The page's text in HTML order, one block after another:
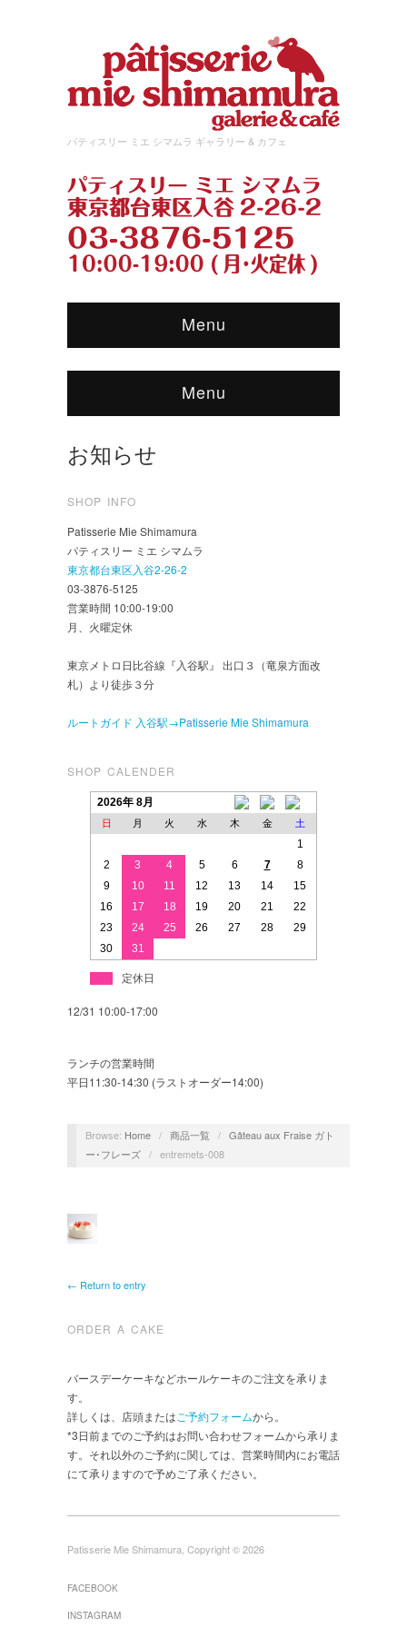
パティスリー ミエ シマムラ ギャラリー & カフェ
Menu
Menu
お知らせ
SHOP INFO
Patisserie Mie Shimamura
パティスリー ミエ シマムラ
東京都台東区入谷2-26-2
03-3876-5125
営業時間 10:00-19:00
月、火曜定休
東京メトロ日比谷線『入谷駅』 出口３（竜泉方面改
札）より徒歩３分
ルートガイド 入谷駅→Patisserie Mie Shimamura
SHOP CALENDER
2026年 8月
日 月 火 水 木 金 土
1
2
3 4 5 6 7
8
9
10 11 12 13 14
15
16
17 18 19 20 21
22
23
24 25 26 27 28
29
30
31
定休日
12/31 10:00-17:00
ランチの営業時間
平日11:30-14:30 (ラストオーダー14:00)
Browse: Home / 商品一覧 / Gâteau aux Fraise ガト
ー･フレーズ / entremets-008
← Return to entry
ORDER A CAKE
バースデーケーキなどホールケーキのご注文を承りま
す。
詳しくは、店頭またはご予約フォームから。
*3日前までのご予約はお問い合わせフォームから承りま
す。それ以外のご予約に関しては、営業時間内にお電話
にて承りますので予めご了承ください。
Patisserie Mie Shimamura, Copyright © 2026
FACEBOOK
INSTAGRAM